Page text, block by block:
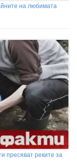
на любимата
пресяват реките за